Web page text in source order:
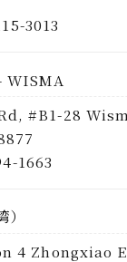
3013
WISMA
#B1-28
1663
4 Zhongxiao